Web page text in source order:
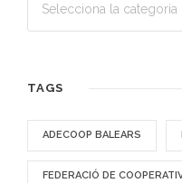
TAGS
ADECOOP BALEARS
FEDERACIÓ DE